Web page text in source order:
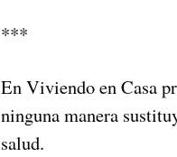
***
En Viviendo en Casa
ninguna manera
salud.